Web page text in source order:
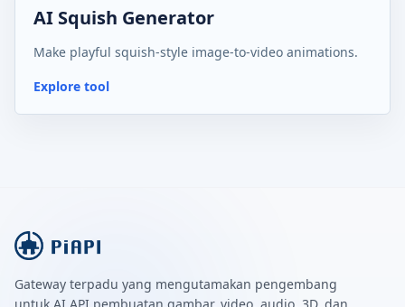
AI Squish Generator
Make playful squish-style image-to-video animations.
Explore tool
Gateway terpadu yang mengutamakan pengembang